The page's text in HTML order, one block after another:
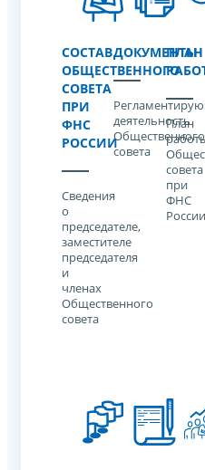
СОСТАВ
ОБЩЕСТВЕННОГО
СОВЕТА
ПРИ
ФНС
РОССИИ
Cведения
о
председателе,
заместителе
председателя
и
членах
Общественного
совета
ДОКУМЕНТЫ
деятельность
Общественного
совета
ПЛАН
План
совета
при
ФНС
России